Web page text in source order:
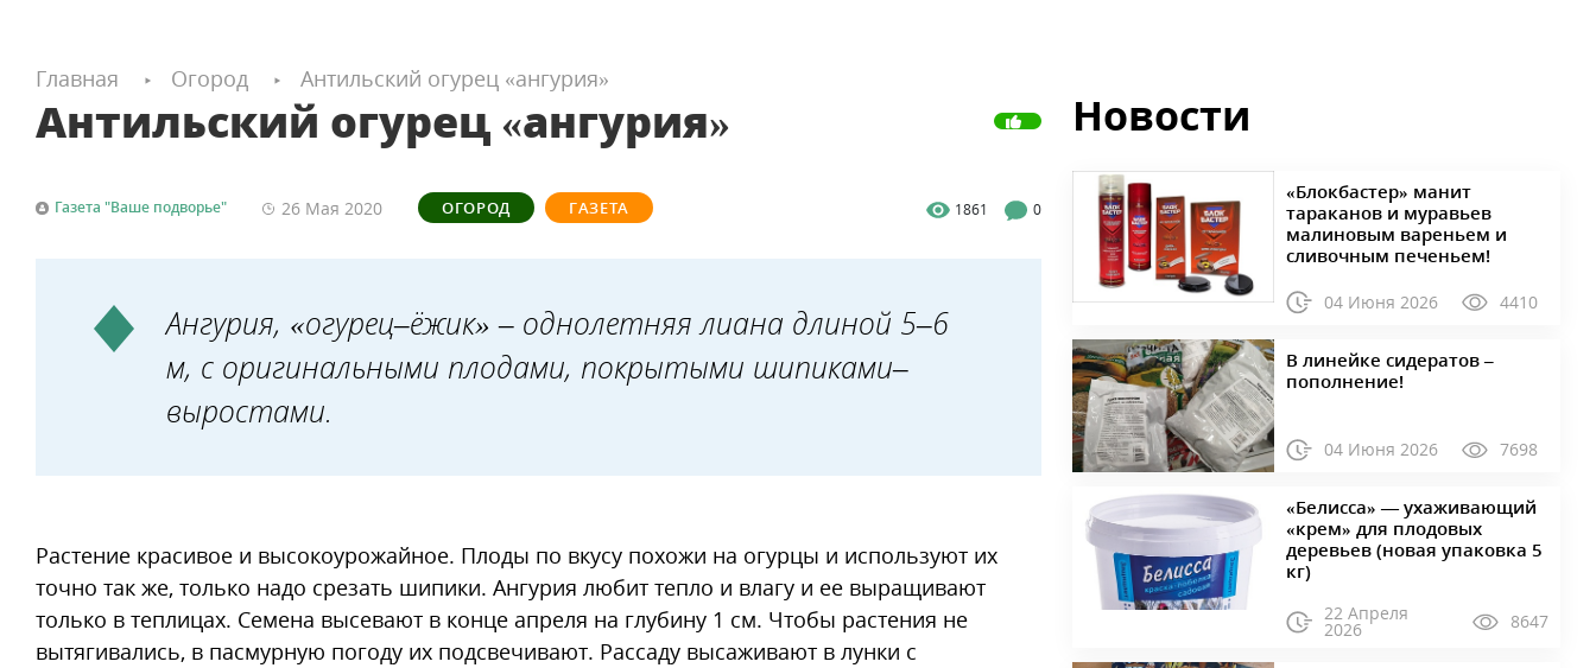
Главная Огород Антильский огурец «ангурия»
Антильский огурец «ангурия»
Газета "Ваше подворье" 26 Мая 2020 ОГОРОД ГАЗЕТА 1861 0
Ангурия, «огурец–ёжик» – однолетняя лиана длиной 5–6
м, с оригинальными плодами, покрытыми шипиками–
выростами.
Растение красивое и высокоурожайное. Плоды по вкусу похожи на огурцы и используют их
точно так же, только надо срезать шипики. Ангурия любит тепло и влагу и ее выращивают
только в теплицах. Семена высевают в конце апреля на глубину 1 см. Чтобы растения не
вытягивались, в пасмурную погоду их подсвечивают. Рассаду высаживают в лунки с
Новости
«Блокбастер» манит
тараканов и муравьев
малиновым вареньем и
сливочным печеньем!
04 Июня 2026 4410
В линейке сидератов –
пополнение!
04 Июня 2026 7698
«Белисса» — ухаживающий
«крем» для плодовых
деревьев (новая упаковка 5
кг)
22 Апреля
2026 8647